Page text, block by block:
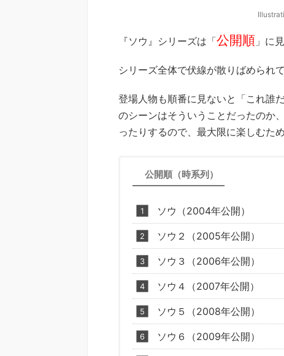
『ソウ』シリーズは「公開順 」に
シリーズ全体で伏線が散りばめられ
登場人物も順番に見ないと「これ誰
のシーンはそういうことだったのか
ったりするので、最大限に楽しむた
公開順（時系列）
ソウ（2004年公開）
ソウ２（2005年公開）
ソウ３（2006年公開）
ソウ４（2007年公開）
ソウ５（2008年公開）
ソウ６（2009年公開）